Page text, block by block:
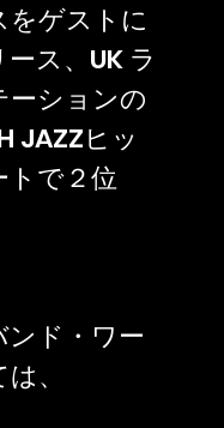
をゲストに
ス、UK ラ
ーションの
JAZZヒッ
トで２位
ンド・ワー
、